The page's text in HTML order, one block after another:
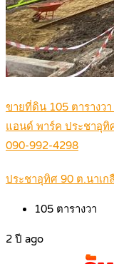
ขายที่ดิน 105 ตารางว
แอนด์ พาร์ค ประชาอุทิ
090-992-4298
ประชาอุทิศ 90 ต.นาเก
105 ตารางวา
2 ปี ago